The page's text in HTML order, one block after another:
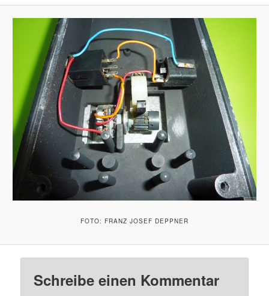
FOTO: FRANZ JOSEF DEPPNER
Schreibe einen Kommentar